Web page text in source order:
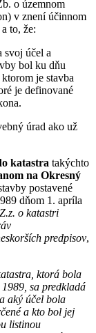
o územnom
v znení účinnom
to, že:
svoj účel a
bol ku dňu
je stavba
je definované
úrad ako už
katastra takýchto
na Okresný
postavené
dňom 1. apríla
o katastri
predpisov,
ktorá bola
sa predkladá
aký účel bola
a kto bol jej
listinou